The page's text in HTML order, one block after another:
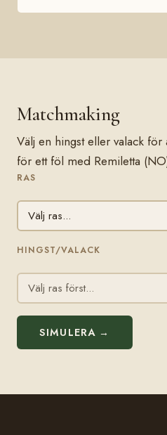
Matchmaking
Välj en hingst eller valack för
för ett föl med Remiletta
RAS
HINGST/VALACK
SIMULERA →